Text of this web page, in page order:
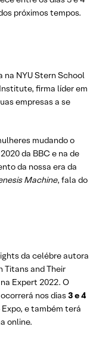
próximos tempos.
na NYU Stern School
firma líder em
empresas a se
mudando o
da BBC e na de
da nossa era da
Machine, fala do
da celébre autora
Titans and Their
Expert 2022. O
nos dias 3 e 4
e também terá
online.